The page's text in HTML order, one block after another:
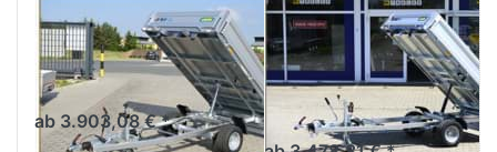
UNSINN
UHK 2315-15-10
Leichter Heckkipper
Einachser-Hochlader
ab 3.903,08 € *
UNSINN
WEB HK 2315-
13-10
Leichter Heckkipper
Einachser-Hochlader